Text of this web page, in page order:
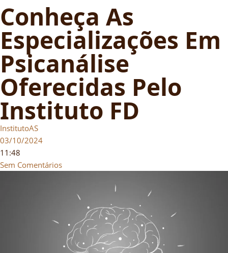
Conheça As
Especializações Em
Psicanálise
Oferecidas Pelo
Instituto FD
InstitutoAS
03/10/2024
11:48
Sem Comentários